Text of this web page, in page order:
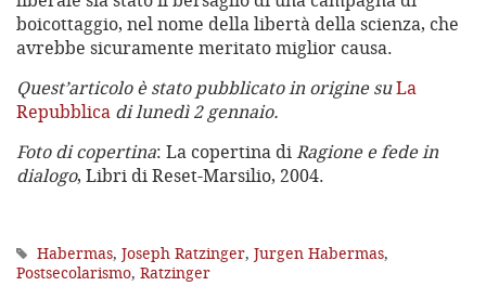
boicottaggio, nel nome della libertà della scienza, che
avrebbe sicuramente meritato miglior causa.
Quest’articolo è stato pubblicato in origine suLa
Repubblica di lunedì 2 gennaio.
Foto di copertina: La copertina diRagione e fede in
dialogo, Libri di Reset-Marsilio, 2004.
Habermas, Joseph Ratzinger, Jurgen Habermas,
Postsecolarismo, Ratzinger